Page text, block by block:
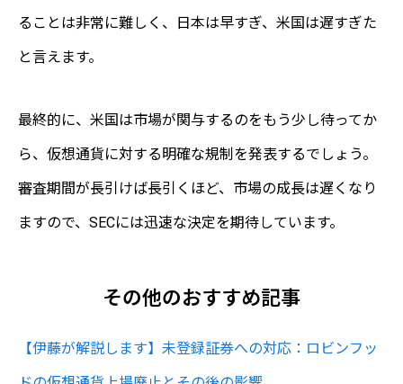
ることは非常に難しく、日本は早すぎ、米国は遅すぎた
と言えます。
最終的に、米国は市場が関与するのをもう少し待ってか
ら、仮想通貨に対する明確な規制を発表するでしょう。
審査期間が長引けば長引くほど、市場の成長は遅くなり
ますので、SECには迅速な決定を期待しています。
その他のおすすめ記事
【伊藤が解説します】未登録証券への対応：ロビンフッ